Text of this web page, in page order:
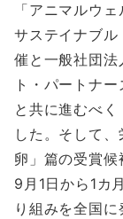
「アニマルウ
サステイナブル
催と一般社団
ト・パートナ
と共に進むべ
した。そして
卵」篇の受賞候
9月1日から1カ
り組みを全国